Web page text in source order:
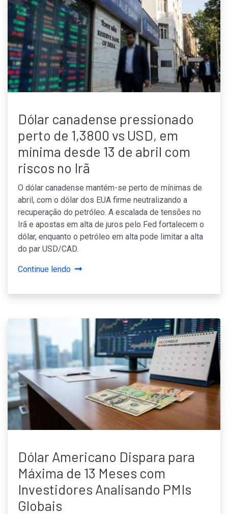
Dólar canadense pressionado
perto de 1,3800 vs USD, em
mínima desde 13 de abril com
riscos no Irã
O dólar canadense mantém-se perto de mínimas de
abril, com o dólar dos EUA firme neutralizando a
recuperação do petróleo. A escalada de tensões no
Irã e apostas em alta de juros pelo Fed fortalecem o
dólar, enquanto o petróleo em alta pode limitar a alta
do par USD/CAD.
Continue lendo
Dólar Americano Dispara para
Máxima de 13 Meses com
Investidores Analisando PMIs
Globais